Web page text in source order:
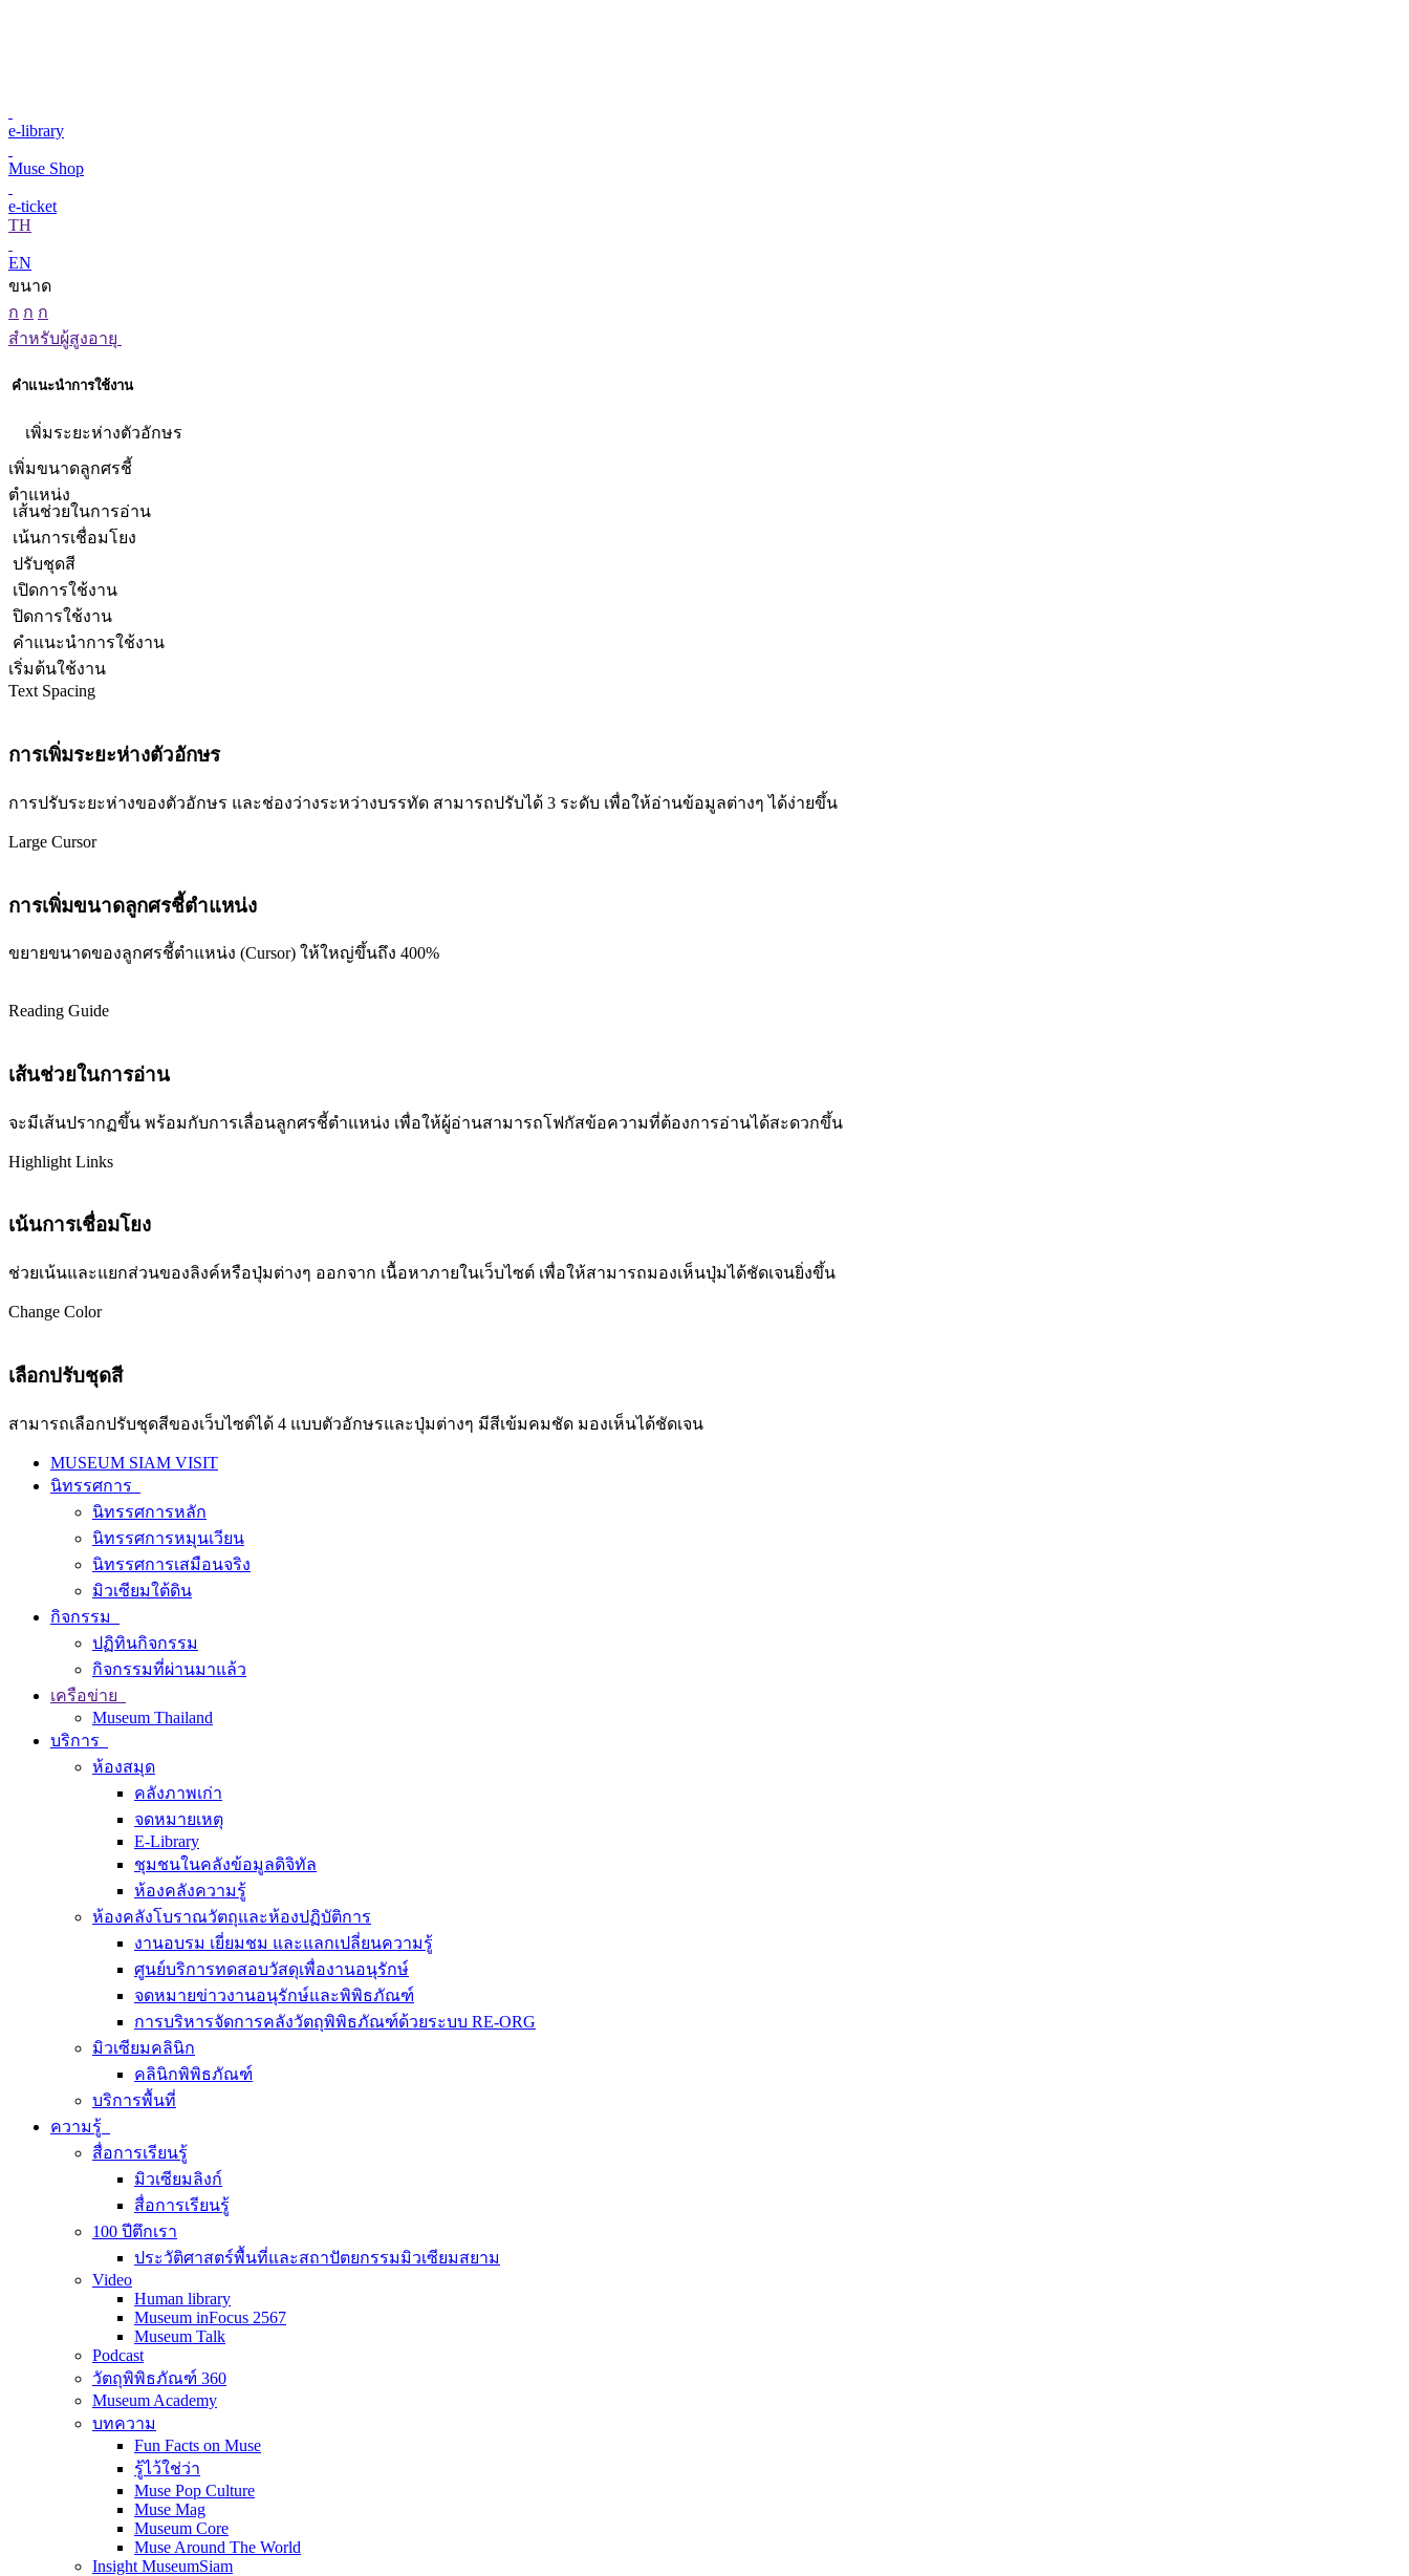
e-library
Muse Shop
e-ticket
TH
EN
ขนาด
ก ก ก
สำหรับผู้สูงอายุ
คำแนะนำการใช้งาน
เพิ่มระยะห่างตัวอักษร
เพิ่มขนาดลูกศรชี้
ตำแหน่ง
เส้นช่วยในการอ่าน
เน้นการเชื่อมโยง
ปรับชุดสี
เปิดการใช้งาน
ปิดการใช้งาน
คำแนะนำการใช้งาน
เริ่มต้นใช้งาน
Text Spacing
การเพิ่มระยะห่างตัวอักษร
การปรับระยะห่างของตัวอักษร และช่องว่างระหว่างบรรทัด สามารถปรับได้ 3 ระดับ เพื่อให้อ่านข้อมูลต่างๆ ได้ง่ายขึ้น
Large Cursor
การเพิ่มขนาดลูกศรชี้ตำแหน่ง
ขยายขนาดของลูกศรชี้ตำแหน่ง (Cursor) ให้ใหญ่ขึ้นถึง 400%
Reading Guide
เส้นช่วยในการอ่าน
จะมีเส้นปรากฏขึ้น พร้อมกับการเลื่อนลูกศรชี้ตำแหน่ง เพื่อให้ผู้อ่านสามารถโฟกัสข้อความที่ต้องการอ่านได้สะดวกขึ้น
Highlight Links
เน้นการเชื่อมโยง
ช่วยเน้นและแยกส่วนของลิงค์หรือปุ่มต่างๆ ออกจาก เนื้อหาภายในเว็บไซต์ เพื่อให้สามารถมองเห็นปุ่มได้ชัดเจนยิ่งขึ้น
Change Color
เลือกปรับชุดสี
สามารถเลือกปรับชุดสีของเว็บไซต์ได้ 4 แบบตัวอักษรและปุ่มต่างๆ มีสีเข้มคมชัด มองเห็นได้ชัดเจน
MUSEUM SIAM VISIT
นิทรรศการ
นิทรรศการหลัก
นิทรรศการหมุนเวียน
นิทรรศการเสมือนจริง
มิวเซียมใต้ดิน
กิจกรรม
ปฏิทินกิจกรรม
กิจกรรมที่ผ่านมาแล้ว
เครือข่าย
Museum Thailand
บริการ
ห้องสมุด
คลังภาพเก่า
จดหมายเหตุ
E-Library
ชุมชนในคลังข้อมูลดิจิทัล
ห้องคลังความรู้
ห้องคลังโบราณวัตถุและห้องปฏิบัติการ
งานอบรม เยี่ยมชม และแลกเปลี่ยนความรู้
ศูนย์บริการทดสอบวัสดุเพื่องานอนุรักษ์
จดหมายข่าวงานอนุรักษ์และพิพิธภัณฑ์
การบริหารจัดการคลังวัตถุพิพิธภัณฑ์ด้วยระบบ RE-ORG
มิวเซียมคลินิก
คลินิกพิพิธภัณฑ์
บริการพื้นที่
ความรู้
สื่อการเรียนรู้
มิวเซียมลิงก์
สื่อการเรียนรู้
100 ปีตึกเรา
ประวัติศาสตร์พื้นที่และสถาปัตยกรรมมิวเซียมสยาม
Video
Human library
Museum inFocus 2567
Museum Talk
Podcast
วัตถุพิพิธภัณฑ์ 360
Museum Academy
บทความ
Fun Facts on Muse
รู้ไว้ใช่ว่า
Muse Pop Culture
Muse Mag
Museum Core
Muse Around The World
Insight MuseumSiam